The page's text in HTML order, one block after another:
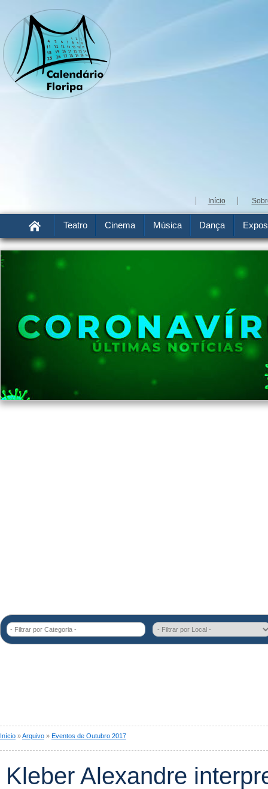
Início
Teatro Cinema Música Dança
- Filtrar por Categoria -
Início »Arquivo » Eventos de Outubro 2017
Kleber Alexandre